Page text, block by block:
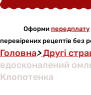
Оформи передплату
перевірених рецептів без
Головна>Другі
вдосконалений
Клопотенка